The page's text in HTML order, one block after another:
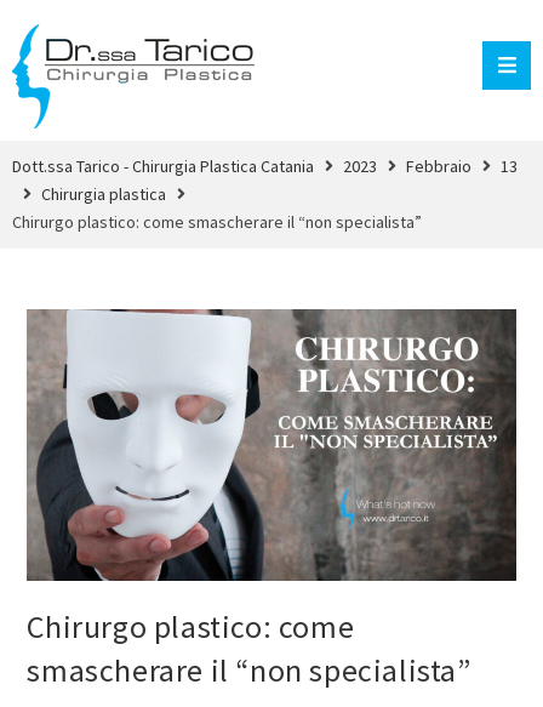
Dott.ssa Tarico - Chirurgia Plastica Catania 2023 Febbraio
13
Chirurgia plastica
Chirurgo plastico: come smascherare il “non specialista”
Chirurgo plastico: come
smascherare il “non specialista”